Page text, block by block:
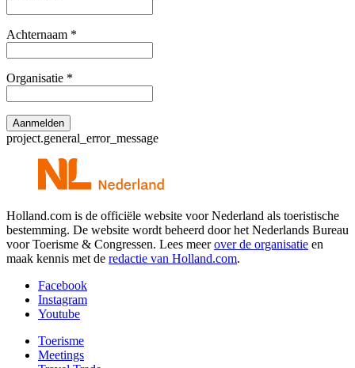
Achternaam *
Organisatie *
project.general_error_message
Holland.com is de officiële website voor Nederland als toeristische
bestemming. De website wordt beheerd door het Nederlands Bureau
voor Toerisme & Congressen. Lees meerover de organisatie en
maak kennis met de redactie van Holland.com.
Facebook
Instagram
Youtube
Toerisme
Meetings